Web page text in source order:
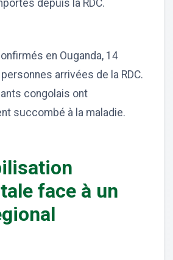
depuis la RDC.
en Ouganda, 14
arrivées de la RDC.
congolais ont
succombé à la maladie.
face à un